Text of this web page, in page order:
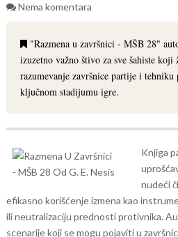
Nema komentara
"Razmena u završnici - MŠB 28"
izuzetno važno štivo za sve šahiste koji
razumevanje završnice partije i
ključnom stadijumu igre.
Knjiga
nudeći
efikasno korišćenje izmena kao
ili neutralizaciju prednosti protivnika.
scenarije koji se mogu pojaviti u